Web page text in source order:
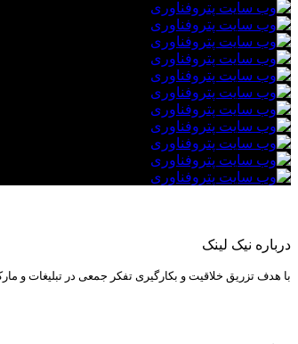
طراحی وب سایت شرکتی
درباره نیک لینک
با هدف تزریق خلاقیت و بکارگیری تفکر جمعی در تبلیغات و مارکتینگ در سال ۱۴۰۰ تاسیس شد. هدف ما دستیابی به تبلیغات خلاقانه، پیشرفت و توسعه و